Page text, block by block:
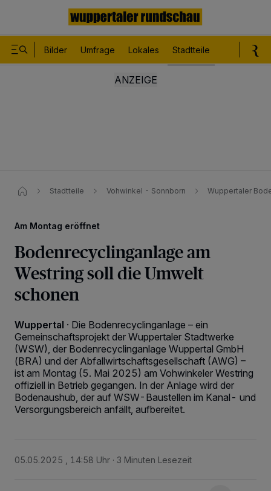
Bilder Umfrage Lokales Stadtteile
Stadtteile Vohwinkel - Sonnborn Wuppertaler
Am Montag eröffnet
Bodenrecyclinganlage am
Westring soll die Umwelt
schonen
Wuppertal · Die Bodenrecyclinganlage – ein
Gemeinschaftsprojekt der Wuppertaler Stadtwerke
(WSW), der Bodenrecyclinganlage Wuppertal GmbH
(BRA) und der Abfallwirtschaftsgesellschaft (AWG) –
ist am Montag (5. Mai 2025) am Vohwinkeler Westring
offiziell in Betrieb gegangen. In der Anlage wird der
Bodenaushub, der auf WSW-Baustellen im Kanal- und
Versorgungsbereich anfällt, aufbereitet.
05.05.2025 , 14:58 Uhr 3 Minuten Lesezeit